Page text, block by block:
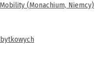
(Monachium, Niemcy)